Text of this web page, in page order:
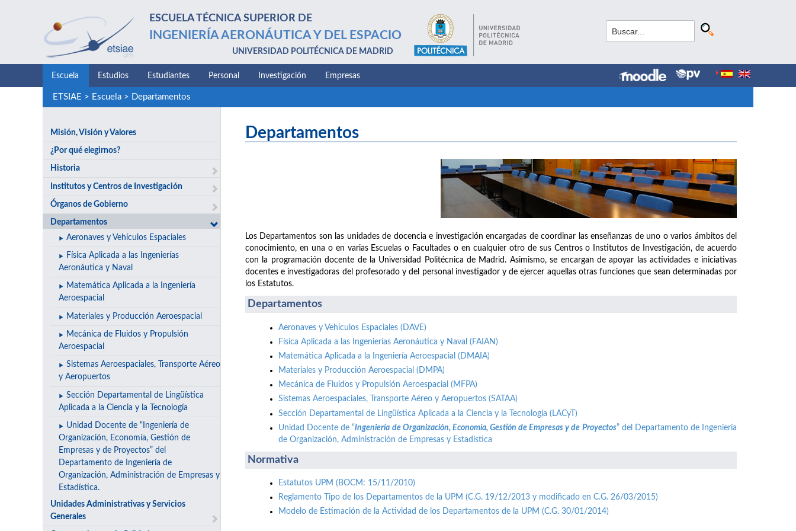
ESCUELA TÉCNICA SUPERIOR DE
INGENIERÍA AERONÁUTICA Y DEL ESPACIO
UNIVERSIDAD POLITÉCNICA DE MADRID
Escuela Estudios Estudiantes Personal Investigación Empresas
ETSIAE > Escuela> Departamentos
Misión, Visión y Valores
¿Por qué elegirnos?
Historia
Institutos y Centros de Investigación
Órganos de Gobierno
Departamentos
Aeronaves y Vehículos Espaciales
Física Aplicada a las Ingenierías
Aeronáutica y Naval
Matemática Aplicada a la Ingeniería
Aeroespacial
Materiales y Producción Aeroespacial
Mecánica de Fluidos y Propulsión
Aeroespacial
Sistemas Aeroespaciales, Transporte Aéreo
y Aeropuertos
Sección Departamental de Lingüística
Aplicada a la Ciencia y la Tecnología
Unidad Docente de “Ingeniería de
Organización, Economía, Gestión de
Empresas y de Proyectos” del
Departamento de Ingeniería de
Organización, Administración de Empresas y
Estadística.
Unidades Administrativas y Servicios
Generales
Departamentos
Los Departamentos son las unidades de docencia e investigación encargadas de coordinar las enseñanzas de uno o varios ámbitos del
conocimiento, en una o en varias Escuelas o Facultades o en cualquier otro de sus Centros o Institutos de Investigación, de acuerdo
con la programación docente de la Universidad Politécnica de Madrid. Asimismo, se encargan de apoyar las actividades e iniciativas
docentes e investigadoras del profesorado y del personal investigador y de ejercer aquellas otras funciones que sean determinadas por
los Estatutos.
Departamentos
Aeronaves y Vehículos Espaciales (DAVE)
Física Aplicada a las Ingenierías Aeronáutica y Naval (FAIAN)
Matemática Aplicada a la Ingeniería Aeroespacial (DMAIA)
Materiales y Producción Aeroespacial (DMPA)
Mecánica de Fluidos y Propulsión Aeroespacial (MFPA)
Sistemas Aeroespaciales, Transporte Aéreo y Aeropuertos (SATAA)
Sección Departamental de Lingüística Aplicada a la Ciencia y la Tecnología (LACyT)
Unidad Docente de “Ingeniería de Organización, Economía, Gestión de Empresas y de Proyectos” del Departamento de Ingeniería
de Organización, Administración de Empresas y Estadística
Normativa
Estatutos UPM (BOCM: 15/11/2010)
Reglamento Tipo de los Departamentos de la UPM (C.G. 19/12/2013 y modificado en C.G. 26/03/2015)
Modelo de Estimación de la Actividad de los Departamentos de la UPM (C.G. 30/01/2014)